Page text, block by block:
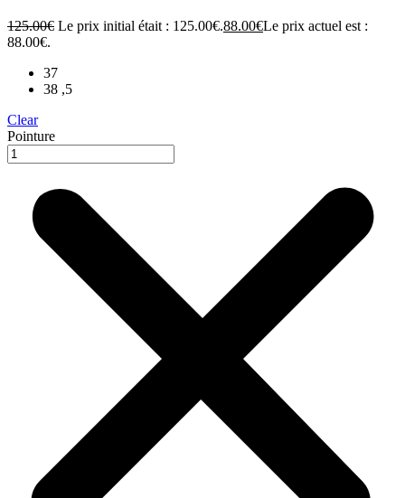
125.00€ Le prix initial était : 125.00€.88.00€Le prix actuel est :
88.00€.
37
38 ,5
Clear
Pointure